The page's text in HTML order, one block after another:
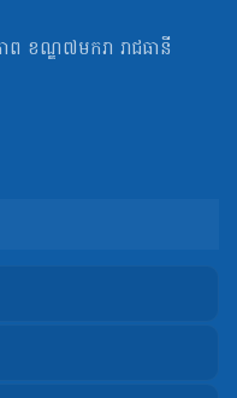
ព ខណ្ឌ៧មករា រាជធានី